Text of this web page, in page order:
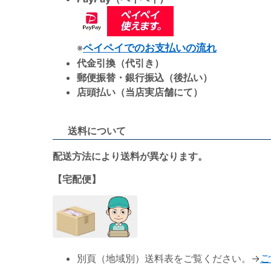
※ペイペイでのお支払いの流れ
代金引換（代引き）
郵便振替・銀行振込（後払い）
店頭払い（当店実店舗にて）
送料について
配送方法により送料が異なります。
【宅配便】
別頁（地域別）送料表をご覧ください。→